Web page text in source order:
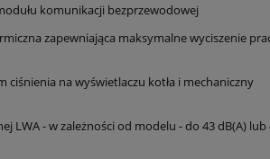
komunikacji bezprzewodowej
zapewniająca maksymalne wyciszenie
na wyświetlaczu kotła i mechaniczny
LWA - w zależności od modelu - do 43 dB(A) lub